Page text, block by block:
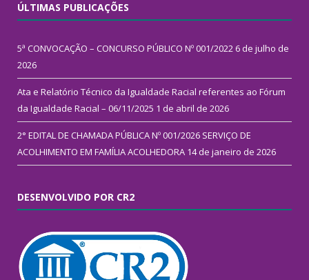
ÚLTIMAS PUBLICAÇÕES
5ª CONVOCAÇÃO – CONCURSO PÚBLICO Nº 001/2022 6 de julho de
2026
Ata e Relatório Técnico da Igualdade Racial referentes ao Fórum
da Igualdade Racial – 06/11/2025 1 de abril de 2026
2° EDITAL DE CHAMADA PÚBLICA Nº 001/2026 SERVIÇO DE
ACOLHIMENTO EM FAMÍLIA ACOLHEDORA 14 de janeiro de 2026
DESENVOLVIDO POR CR2